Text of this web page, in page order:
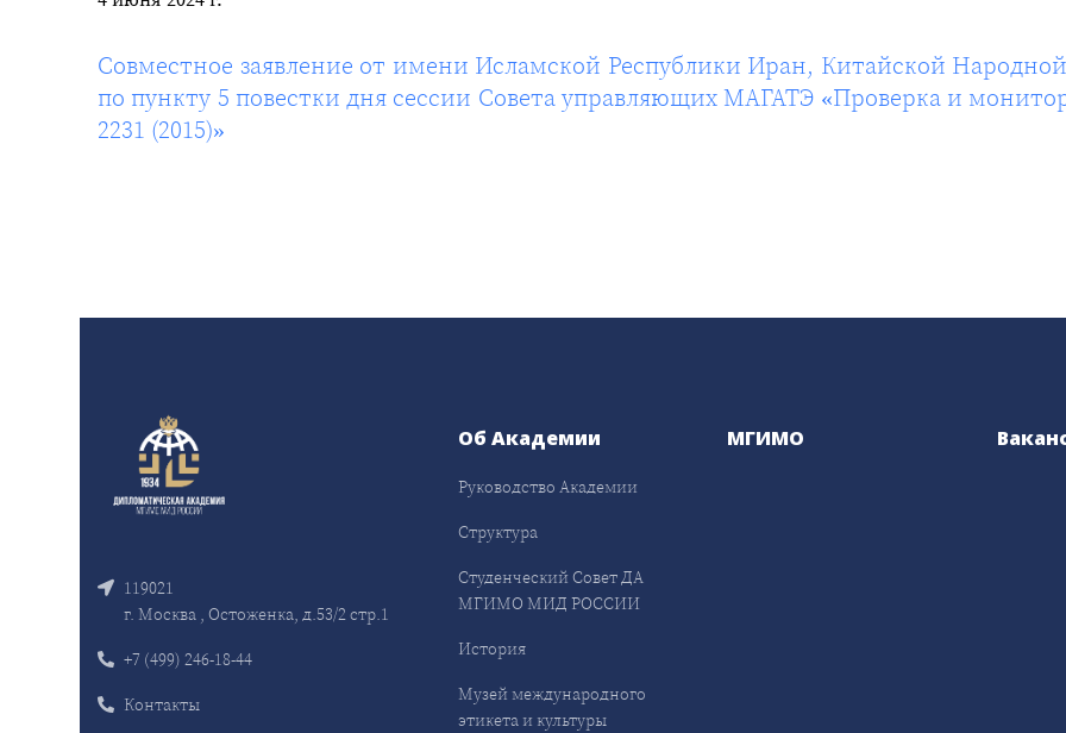
Совместное заявление от имени Исламской Республики Иран, Китайской
по пункту 5 повестки дня сессии Совета управляющих МАГАТЭ «Проверка и
2231 (2015)»
119021
г. Москва , Остоженка, д.53/2 стр.1
+7 (499) 246-18-44
Контакты
Об Академии
Руководство Академии
Структура
Студенческий Совет ДА
МГИМО МИД РОССИИ
История
Музей международного
этикета и культуры
МГИМО